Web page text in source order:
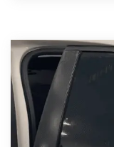
Honda
Hummer
Hyundai
Ineos